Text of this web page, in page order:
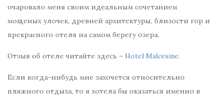
очаровало меня своим идеальным сочетанием
мощеных улочек, древней архитектуры, близости гор и
прекрасного отеля на самом берегу озера.
Отзыв об отеле читайте здесь – Hotel Malcesine.
Если когда-нибудь мне захочется относительно
пляжного отдыха, то я хотела бы оказаться именно в